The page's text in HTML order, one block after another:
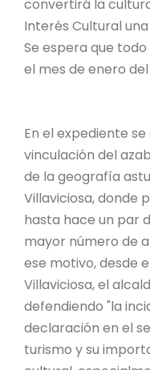
convertirá la
Interés Cultural una
Se espera que
el mes de enero
En el expediente
vinculación del
de la geografía
Villaviciosa, donde
hasta hace un par
mayor número de
ese motivo, desde
Villaviciosa, el
defendiendo "la
declaración en el
turismo y su